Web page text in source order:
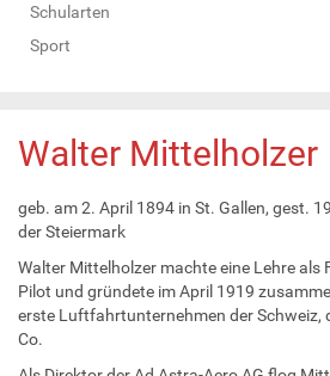
Schularten
Sport
Walter Mittelholzer
geb. am 2. April 1894 in St. Gallen, gest.
der Steiermark
Walter Mittelholzer machte eine Lehre
Pilot und gründete im April 1919
erste Luftfahrtunternehmen der Schweiz,
Co.